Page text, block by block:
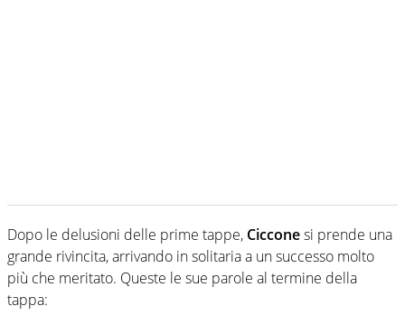
Dopo le delusioni delle prime tappe, Cicconesi prende una
grande rivincita, arrivando in solitaria a un successo molto
più che meritato. Queste le sue parole al termine della
tappa: